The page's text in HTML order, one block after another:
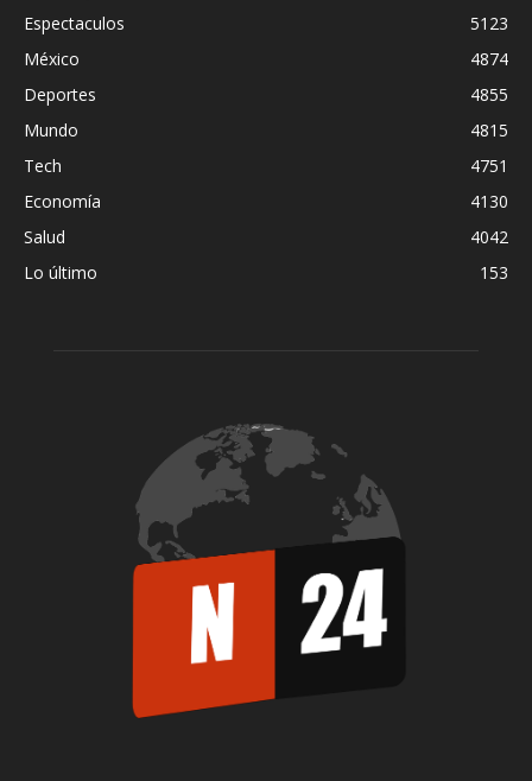
Espectaculos
5123
México
4874
Deportes
4855
Mundo
4815
Tech
4751
Economía
4130
Salud
4042
Lo último
153